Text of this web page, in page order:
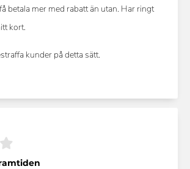
betala mer med rabatt än utan. Har ringt
kort.
kunder på detta sätt.